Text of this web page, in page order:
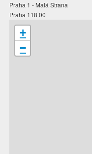
Praha 1 - Malá Strana
Praha 118 00
+
−